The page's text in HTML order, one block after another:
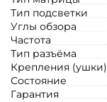
Тип подсветки
Углы обзора
Частота
Тип разъёма
Крепления (ушки)
Состояние
Гарантия